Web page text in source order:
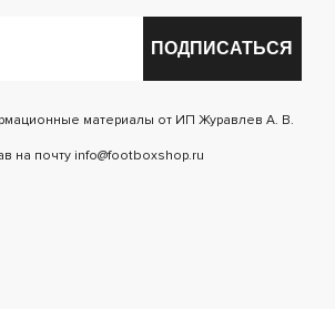
ПОДПИСАТЬСЯ
материалы от ИП Журавлев А. В.
на почту info@footboxshop.ru